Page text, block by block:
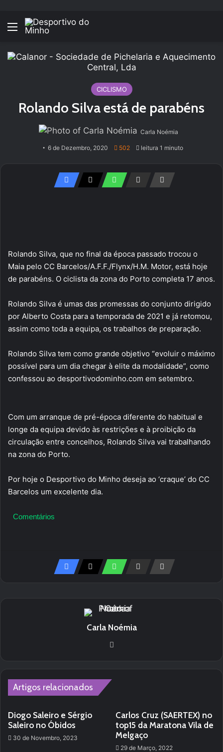
Menu
CICLISMO
Rolando Silva está de parabéns
Carla Noémia
6 de Dezembro, 2020 502 leitura 1 minuto
Rolando Silva, que no final da época passado trocou o
Maia pelo CC Barcelos/A.F.F./Flynx/H.M. Motor, está hoje
de parabéns. O ciclista da zona do Porto completa 17 anos.
Rolando Silva é umas das promessas do conjunto dirigido
por Alberto Costa para a temporada de 2021 e já retomou,
assim como toda a equipa, os trabalhos de preparação.
Rolando Silva tem como grande objetivo “evoluir o máximo
possível para um dia chegar à elite da modalidade”, como
confessou ao desportivodominho.com em setembro.
Com um arranque de pré-época diferente do habitual e
longe da equipa devido às restrições e à proibição da
circulação entre concelhos, Rolando Silva vai trabalhando
na zona do Porto.
Por hoje o Desportivo do Minho deseja ao ‘craque’ do CC
Barcelos um excelente dia.
Comentários
Carla Noémia
Artigos relacionados
Diogo Saleiro e Sérgio
Saleiro no Óbidos
30 de Novembro, 2023
Carlos Cruz (SAERTEX) no
top15 da Maratona Vila de
Melgaço
29 de Março, 2022